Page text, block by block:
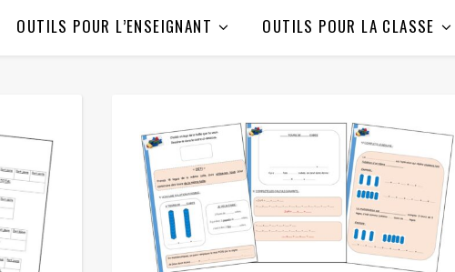
OUTILS POUR L’ENSEIGNANT OUTILS POUR LA CLASSE